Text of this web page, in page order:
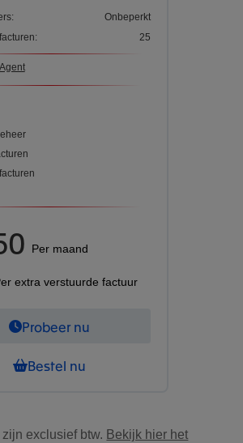
Onbeperkt
25
Per maand
extra verstuurde factuur
Probeer nu
Bestel nu
exclusief btw. Bekijk hier het